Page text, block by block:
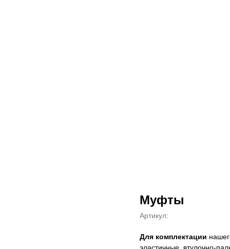
Муфты
Артикул:
Для комплектации